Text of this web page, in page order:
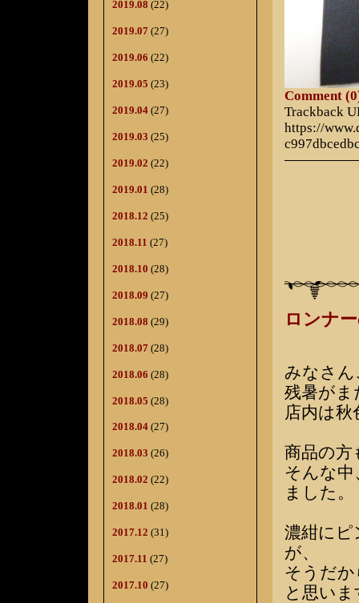
2019.08 (22)
2019.07 (27)
2019.06 (22)
2019.05 (23)
2019.04 (27)
2019.03 (25)
2019.02 (22)
2019.01 (28)
2018.12 (25)
2018.11 (27)
2018.10 (28)
2018.09 (27)
2018.08 (29)
2018.07 (28)
2018.06 (28)
2018.05 (28)
2018.04 (27)
2018.03 (26)
2018.02 (22)
2018.01 (28)
2017.12 (31)
2017.11 (27)
2017.10 (27)
Comment
Trackback
https://
ロンナ
みなさ
残暑がま
店内は
商品の方
そんな
ました。
濃紺にピ
が、
そうだ
と思いま